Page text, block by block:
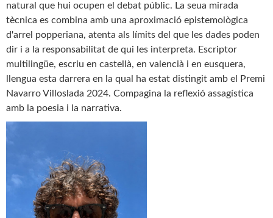
natural que hui ocupen el debat públic. La seua mirada
tècnica es combina amb una aproximació epistemològica
d'arrel popperiana, atenta als límits del que les dades poden
dir i a la responsabilitat de qui les interpreta. Escriptor
multilingüe, escriu en castellà, en valencià i en eusquera,
llengua esta darrera en la qual ha estat distingit amb el Premi
Navarro Villoslada 2024. Compagina la reflexió assagística
amb la poesia i la narrativa.